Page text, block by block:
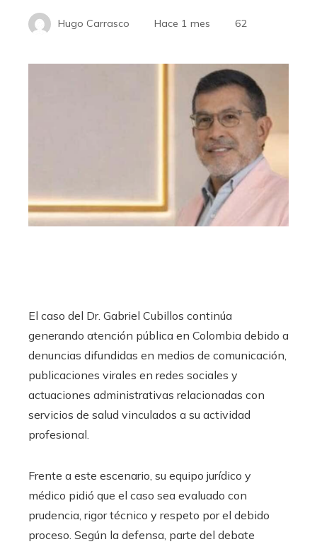
Hugo Carrasco Hace 1 mes 62
El caso del Dr. Gabriel Cubillos continúa
generando atención pública en Colombia debido a
denuncias difundidas en medios de comunicación,
publicaciones virales en redes sociales y
actuaciones administrativas relacionadas con
servicios de salud vinculados a su actividad
profesional.
Frente a este escenario, su equipo jurídico y
médico pidió que el caso sea evaluado con
prudencia, rigor técnico y respeto por el debido
proceso. Según la defensa, parte del debate